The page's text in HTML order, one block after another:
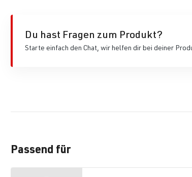
Du hast Fragen zum Produkt?
Starte einfach den Chat, wir helfen dir bei deiner
Passend für